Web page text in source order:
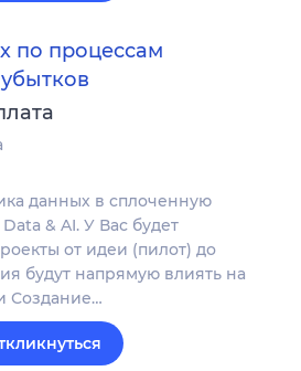
по процессам
данных в сплоченную
& AI. У Вас будет
от идеи (пилот) до
будут напрямую влиять на
Создание…